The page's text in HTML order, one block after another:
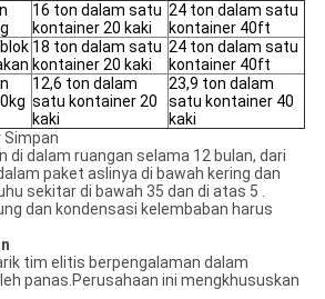
16 ton dalam satu
kontainer 20 kaki
24 ton dalam satu
kontainer 40ft
18 ton dalam satu
kontainer 20 kaki
24 ton dalam satu
kontainer 40ft
12,6 ton dalam
satu kontainer 20
kaki
23,9 ton dalam
satu kontainer 40
kaki
Simpan
di dalam ruangan selama 12 bulan, dari
paket aslinya di bawah kering dan
sekitar di bawah 35 dan di atas 5 .
dan kondensasi kelembaban harus
tim elitis berpengalaman dalam
panas.Perusahaan ini mengkhususkan